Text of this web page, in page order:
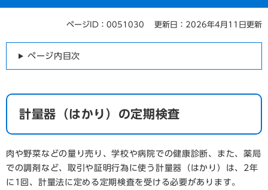
ページID：0051030 更新日：2026年4月11日更新
ページ内目次
計量器（はかり）の定期検査
肉や野菜などの量り売り、学校や病院での健康診断、また、薬局
での調剤など、取引や証明行為に使う計量器（はかり）は、2年
に1回、計量法に定める定期検査を受ける必要があります。